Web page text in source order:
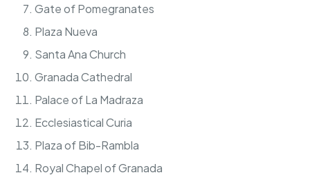
Gate of Pomegranates
Plaza Nueva
Santa Ana Church
Granada Cathedral
Palace of La Madraza
Ecclesiastical Curia
Plaza of Bib-Rambla
Royal Chapel of Granada